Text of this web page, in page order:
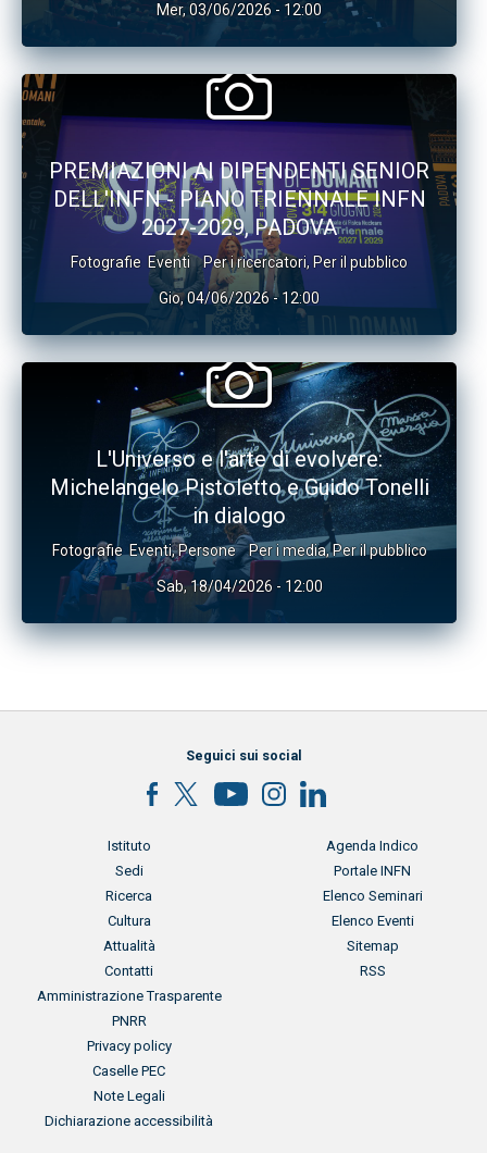
Mer, 03/06/2026 - 12:00
PREMIAZIONI AI DIPENDENTI SENIOR
DELL'INFN - PIANO TRIENNALE INFN
2027-2029, PADOVA
Fotografie Eventi Per i ricercatori, Per il pubblico
Gio, 04/06/2026 - 12:00
L'Universo e l'arte di evolvere:
Michelangelo Pistoletto e Guido Tonelli
in dialogo
Fotografie Eventi,Persone Per i media,Per il pubblico
Sab, 18/04/2026 - 12:00
Seguici sui social
Menu footer
Istituto
Sedi
Ricerca
Cultura
Attualità
Contatti
Menu footer 2
Agenda Indico
Portale INFN
Elenco Seminari
Elenco Eventi
Sitemap
RSS
Menu footer 3
Amministrazione Trasparente
PNRR
Privacy policy
Caselle PEC
Note Legali
Dichiarazione accessibilità